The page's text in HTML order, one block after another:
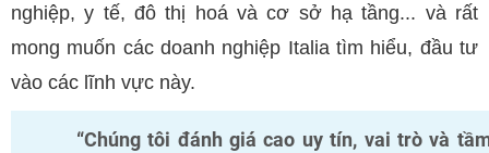
nghiệp, y tế, đô thị hoá và cơ sở hạ tầng... và rất
mong muốn các doanh nghiệp Italia tìm hiểu, đầu tư
vào các lĩnh vực này.
“Chúng tôi đánh giá cao uy tín, vai trò và